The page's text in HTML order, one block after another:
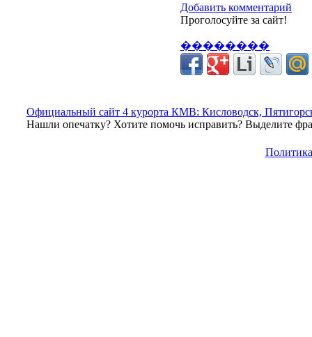
Добавить комментарий
Проголосуйте за сайт!
��������
Официальный сайт 4 курорта КМВ: Кисловодск,
Нашли опечатку? Хотите помочь исправить? Выделите